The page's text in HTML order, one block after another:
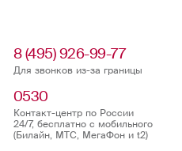
8 (495) 926-99-77
Для звонков из-за границы
0530
Контакт-центр по России
24/7, бесплатно с мобильного
(Билайн, МТС, МегаФон и t2)